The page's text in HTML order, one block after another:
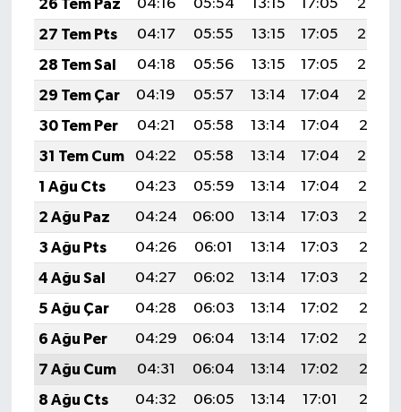
26 Tem Paz
04:16 05:54 13:15 17:05
20:25
27 Tem Pts
04:17 05:55 13:15 17:05
20:24
28 Tem Sal
04:18 05:56 13:15 17:05
20:23
29 Tem Çar
04:19 05:57 13:14 17:04
20:22
30 Tem Per
04:21 05:58 13:14 17:04
20:21
31 Tem Cum
04:22 05:58 13:14 17:04
20:20
1 Ağu Cts
04:23 05:59 13:14 17:04
20:19
2 Ağu Paz
04:24 06:00 13:14 17:03
20:19
3 Ağu Pts
04:26 06:01 13:14 17:03
20:18
4 Ağu Sal
04:27 06:02 13:14 17:03
20:16
5 Ağu Çar
04:28 06:03 13:14 17:02
20:15
6 Ağu Per
04:29 06:04 13:14 17:02
20:14
7 Ağu Cum
04:31 06:04 13:14 17:02
20:13
8 Ağu Cts
04:32 06:05 13:14 17:01
20:12
TİCARET
YAŞAM